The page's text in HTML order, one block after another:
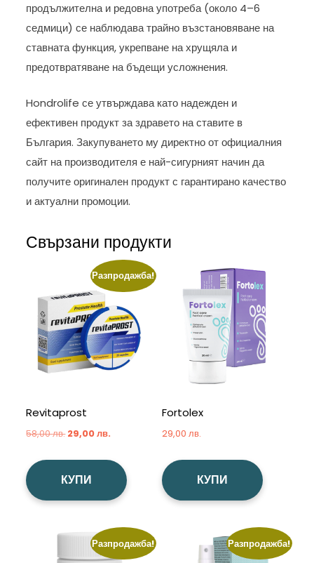
продължителна и редовна употреба (около 4–6
седмици) се наблюдава трайно възстановяване на
ставната функция, укрепване на хрущяла и
предотвратяване на бъдещи усложнения.
Hondrolife се утвърждава като надежден и
ефективен продукт за здравето на ставите в
България. Закупуването му директно от официалния
сайт на производителя е най-сигурният начин да
получите оригинален продукт с гарантирано качество
и актуални промоции.
Свързани продукти
Разпродажба!
Revitaprost
58,00лв. Original
29,00лв.
29,00 лв..
КУПИ
Fortolex
29,00лв.
КУПИ
Разпродажба! Разпродажба!